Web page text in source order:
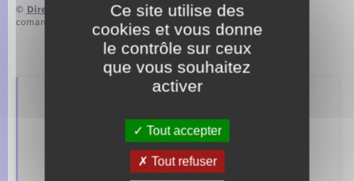
© Direction de l’information légale et administrative
comarquage developpé par
baseo.io
Concessions funéraires
Ce site utilise des
cookies et vous donne
le contrôle sur ceux
que vous souhaitez
activer
Tout accepter
Tout refuser